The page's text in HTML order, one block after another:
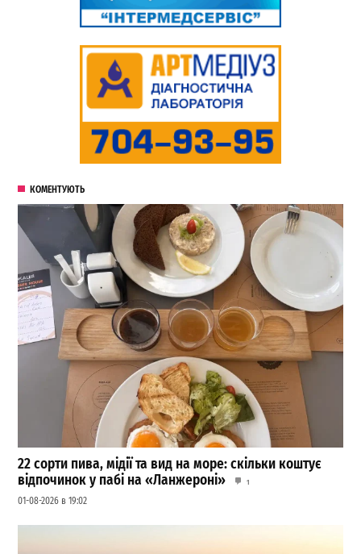
КОМЕНТУЮТЬ
22 сорти пива, мідії та вид на море: скільки коштує
відпочинок у пабі на «Ланжероні»
1
01-08-2026 в 19:02